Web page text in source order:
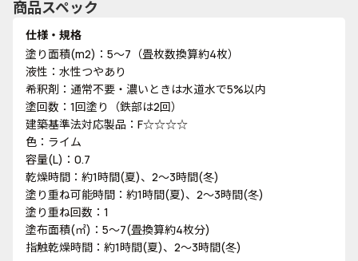
商品スペック
仕様・規格
塗り面積(m2)：5～7（畳枚数換算約4枚）
液性：水性つやあり
希釈剤：通常不要・濃いときは水道水で5%以内
塗回数：1回塗り（鉄部は2回）
建築基準法対応製品：F☆☆☆☆
色：ライム
容量(L)：0.7
乾燥時間：約1時間(夏)、2～3時間(冬)
塗り重ね可能時間：約1時間(夏)、2～3時間(冬)
塗り重ね回数：1
塗布面積(㎡)：5～7(畳換算約4枚分)
指触乾燥時間：約1時間(夏)、2～3時間(冬)